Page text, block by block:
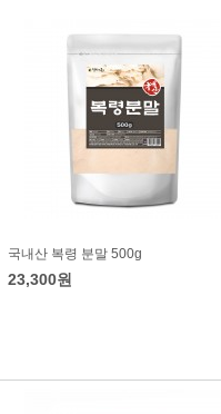
국내산 복령 분말 500g
23,300원